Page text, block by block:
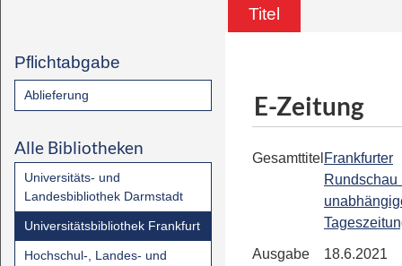
Titel
Pflichtabgabe
Ablieferung
Alle Bibliotheken
Universitäts- und
Landesbibliothek Darmstadt
Universitätsbibliothek Frankfurt
Hochschul-, Landes- und
E-Zeitung
Gesamttitel Frankfurter
Rundschau
Ausgabe
18.6.2021